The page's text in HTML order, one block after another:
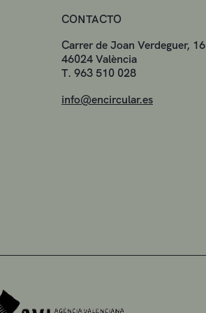
CONTACTO
Carrer de Joan Verdeguer, 16
46024 València
T. 963 510 028
info@encircular.es